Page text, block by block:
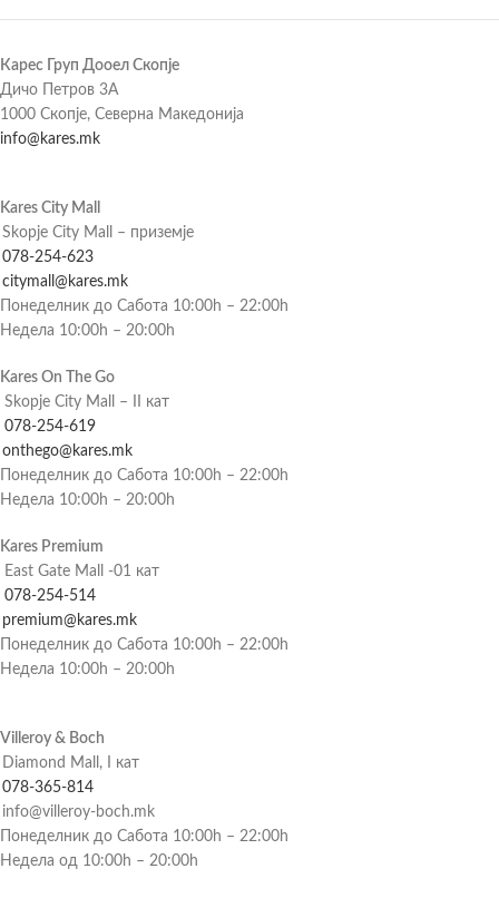
Карес Груп Дооел Скопје
Дичо Петров 3А
1000 Скопје, Северна Македонија
info@kares.mk
Kares City Mall
Skopje City Mall – приземје
078-254-623
citymall@kares.mk
Понеделник до Сабота 10:00h – 22:00h
Недела 10:00h – 20:00h
Kares On The Go
Skopje City Mall – II кат
078-254-619
onthego@kares.mk
Понеделник до Сабота 10:00h – 22:00h
Недела 10:00h – 20:00h
Kares Premium
East Gate Mall -01 кат
078-254-514
premium@kares.mk
Понеделник до Сабота 10:00h – 22:00h
Недела 10:00h – 20:00h
Villeroy & Boch
Diamond Mall, I кат
078-365-814
info@villeroy-boch.mk
Понеделник до Сабота 10:00h – 22:00h
Недела од 10:00h – 20:00h